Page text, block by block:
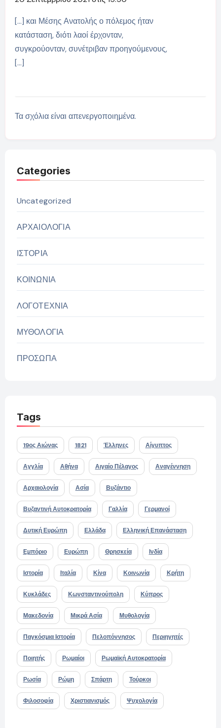
[…] και Μέσης Ανατολής ο πόλεμος ήταν
κατάσταση, διότι λαοί έρχονταν,
συγκρούονταν, συνέτριβαν προηγούμενους,
[…]
Τα σχόλια είναι απενεργοποιημένα.
Categories
Uncategorized
ΑΡΧΑΙΟΛΟΓΙΑ
ΙΣΤΟΡΙΑ
ΚΟΙΝΩΝΙΑ
ΛΟΓΟΤΕΧΝΙΑ
ΜΥΘΟΛΟΓΙΑ
ΠΡΟΣΩΠΑ
Tags
19ος Αιώνας 1821 Έλληνες Αίγυπτος
Αγγλία Αθήνα Αιγαίο Πέλαγος Αναγέννηση
Αρχαιολογία Ασία Βυζάντιο
Βυζαντινή Αυτοκρατορία Γαλλία Γερμανοί
Δυτική Ευρώπη Ελλάδα Ελληνική Επανάσταση
Εμπόριο Ευρώπη Θρησκεία Ινδία
Ιστορία Ιταλία Κίνα Κοινωνία Κρήτη
Κυκλάδες Κωνσταντινούπολη Κύπρος
Μακεδονία Μικρά Ασία Μυθολογία
Παγκόσμια Ιστορία Πελοπόννησος Περιηγητές
Ποιητής Ρωμαίοι Ρωμαϊκή Αυτοκρατορία
Ρωσία Ρώμη Σπάρτη Τούρκοι
Φιλοσοφία Χριστιανισμός Ψυχολογία